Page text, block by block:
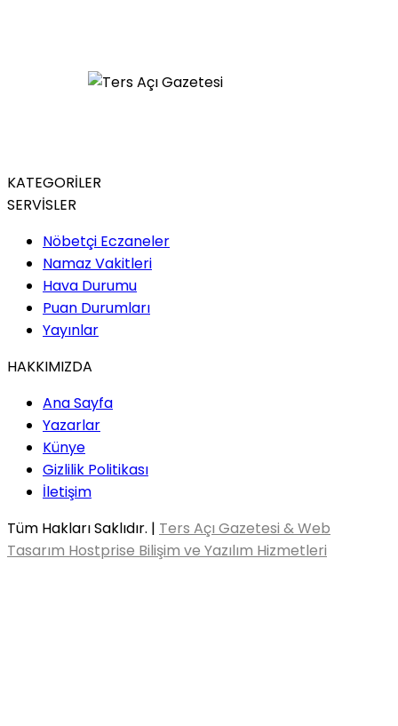
KATEGORİLER
SERVİSLER
Nöbetçi Eczaneler
Namaz Vakitleri
Hava Durumu
Puan Durumları
Yayınlar
HAKKIMIZDA
Ana Sayfa
Yazarlar
Künye
Gizlilik Politikası
İletişim
Tüm Hakları Saklıdır. | Ters Açı Gazetesi & Web
Tasarım Hostprise Bilişim ve Yazılım Hizmetleri